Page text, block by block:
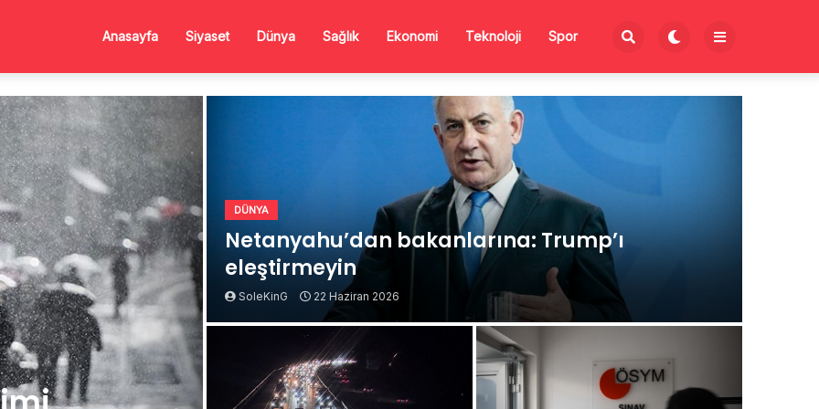
Anasayfa Siyaset Dünya Sağlık Ekonomi Teknoloji Spor
DÜNYA
Netanyahu’dan bakanlarına: Trump’ı
eleştirmeyin
SoleKinG 22 Haziran 2026